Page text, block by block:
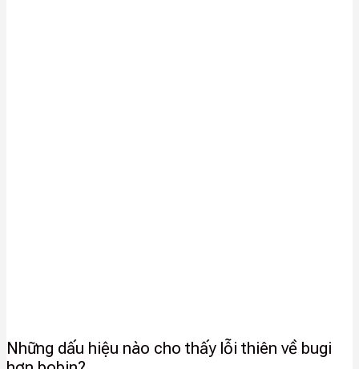
Những dấu hiệu nào cho thấy lỗi thiên về bugi